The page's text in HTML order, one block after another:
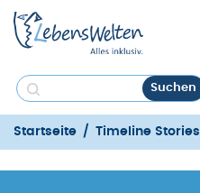
Startseite / Timeline Stories